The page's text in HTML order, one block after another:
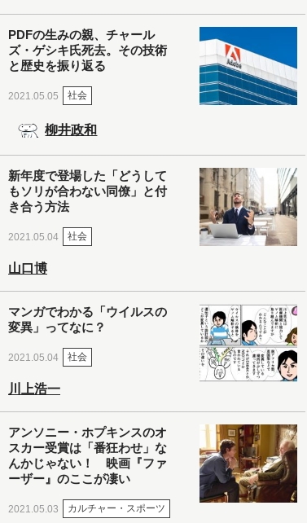
PDFの生みの親、チャール
ズ・ゲシキ氏死去。その技術
と歴史を振り返る
2021.05.05 社会
柳井政和
新年度で登場した「どうして
もソリが合わない同僚」と付
き合う方法
2021.05.04 社会
山口博
マンガでわかる「ウイルスの
変異」ってなに？
2021.05.04 社会
川上浩一
アンソニー・ホプキンスのオ
スカー受賞は「番狂わせ」な
んかじゃない！ 映画『ファ
ーザー』のここが凄い
2021.05.03 カルチャー・スポーツ